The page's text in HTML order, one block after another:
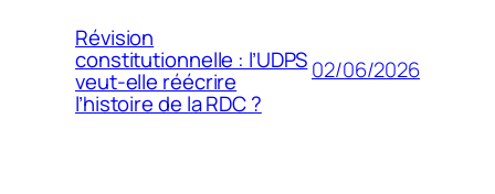
Révision
constitutionnelle : l’UDPS
veut-elle réécrire
l’histoire de la RDC ?
02/06/2026